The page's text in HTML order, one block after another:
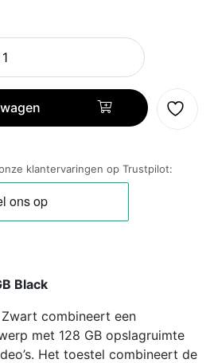
klantervaringen op Trustpilot:
Black
combineert een
met 128 GB opslagruimte
Het toestel combineert de